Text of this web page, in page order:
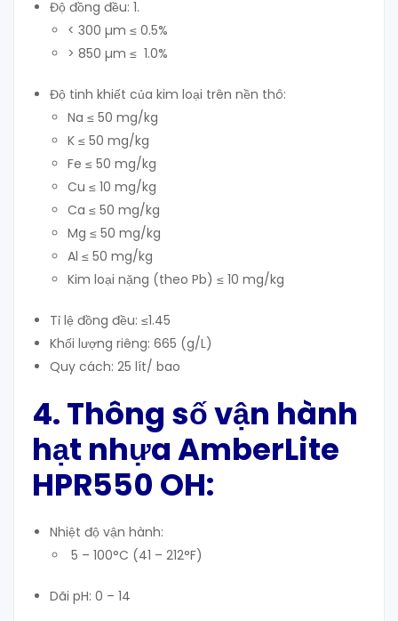
Độ đồng đều: 1.
< 300 µm ≤ 0.5%
> 850 µm ≤ 1.0%
Độ tinh khiết của kim loại trên nền thô:
Na ≤ 50 mg/kg
K ≤ 50 mg/kg
Fe ≤ 50 mg/kg
Cu ≤ 10 mg/kg
Ca ≤ 50 mg/kg
Mg ≤ 50 mg/kg
Al ≤ 50 mg/kg
Kim loại nặng (theo Pb) ≤ 10 mg/kg
Tỉ lệ đồng đều: ≤1.45
Khối lượng riêng: 665 (g/L)
Quy cách: 25 lít/ bao
4. Thông số vận hành
hạt nhựaAmberLite
HPR550 OH:
Nhiệt độ vận hành:
5 – 100°C (41 – 212°F)
Dãi pH: 0 – 14